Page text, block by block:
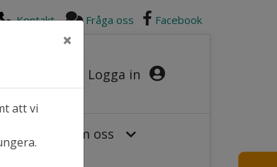
Logga in
Kontakt Fråga oss Facebook
Om oss
×
att vi